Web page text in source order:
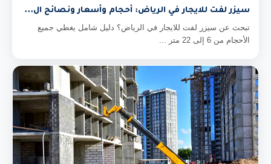
سيزر لفت للايجار في الرياض: أحجام وأسعار ونصائح ال...
تبحث عن سيزر لفت للايجار في الرياض؟ دليل شامل يغطي جميع
الأحجام من 6 إلى 22 متر ...